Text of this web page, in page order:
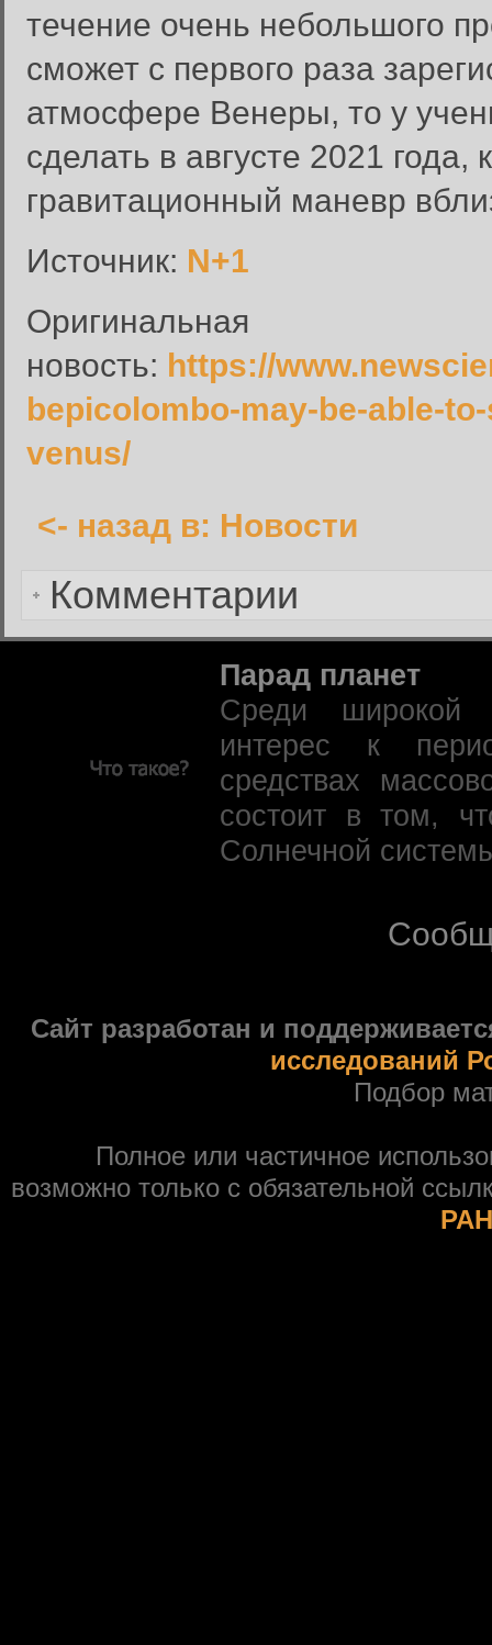
течение очень небольшого
сможет с первого раза
атмосфере Венеры, то у
сделать в августе 2021
гравитационный маневр
Источник: N+1
Оригинальная
новость: https://
bepicolombo-may-be-able-
venus/
<- назад в: Новости
Комментарии
Вход в систему
Введите имя пользователя и
Имя пользователя:
Пароль:
Забыли пароль?
Парад планет
Среди широкой
интерес к
средствах
состоит в том,
Солнечной
Сайт разработан и
исследований
Подбор
Полное или частичное
возможно только с обязательной